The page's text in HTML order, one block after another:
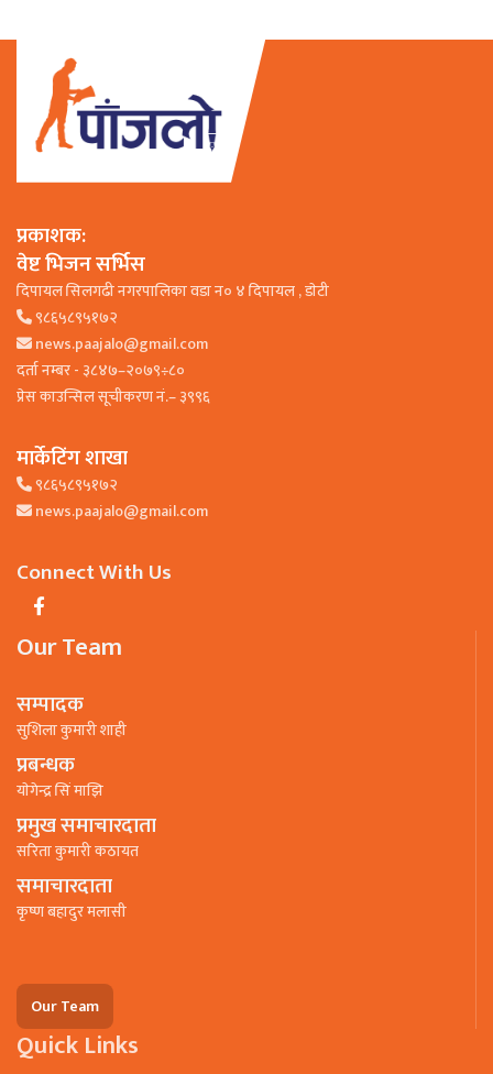
प्रकाशक:
वेष्ट भिजन सर्भिस
दिपायल सिलगढी नगरपालिका वडा न० ४ दिपायल , डाेटी
९८६५८९५१७२
news.paajalo@gmail.com
दर्ता नम्बर - ३८४७–२०७९÷८०
प्रेस काउन्सिल सूचीकरण नं.– ३९९६
मार्केटिंग शाखा
९८६५८९५१७२
news.paajalo@gmail.com
Connect With Us
Our Team
सम्पादक
सुशिला कुमारी शाही
प्रबन्धक
याेगेन्द्र सिं माझि
प्रमुख समाचारदाता
सरिता कुमारी कठायत
समाचारदाता
कृष्ण बहादुर मलासी
Our Team
Quick Links